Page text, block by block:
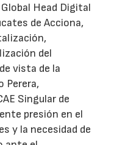
Head Digital
de Acciona,
del
vista de la
Perera,
Singular de
presión en el
y la necesidad de